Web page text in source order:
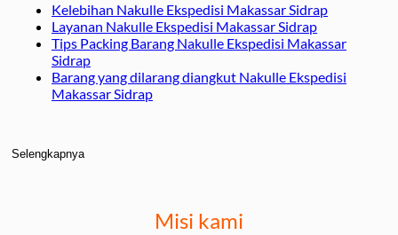
Kelebihan Nakulle Ekspedisi Makassar Sidrap
Layanan Nakulle Ekspedisi Makassar Sidrap
Tips Packing Barang Nakulle Ekspedisi Makassar
Sidrap
Barang yang dilarang diangkut Nakulle Ekspedisi
Makassar Sidrap
Selengkapnya
Misi kami